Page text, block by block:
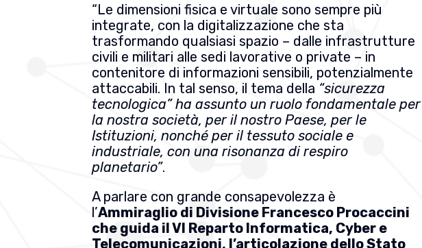
“Le dimensioni fisica e virtuale sono sempre più
integrate, con la digitalizzazione che sta
trasformando qualsiasi spazio – dalle infrastrutture
civili e militari alle sedi lavorative o private – in
contenitore di informazioni sensibili, potenzialmente
attaccabili. In tal senso, il tema della “sicurezza
tecnologica” ha assunto un ruolo fondamentale per
la nostra società, per il nostro Paese, per le
Istituzioni, nonché per il tessuto sociale e
industriale, con una risonanza di respiro
planetario”.
A parlare con grande consapevolezza è
l’Ammiraglio di Divisione Francesco Procaccini
che guida il VI Reparto Informatica, Cyber e
Telecomunicazioni, l’articolazione dello Stato